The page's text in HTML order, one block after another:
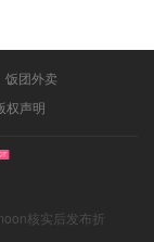
饭团外卖
权声明
核实后发布折